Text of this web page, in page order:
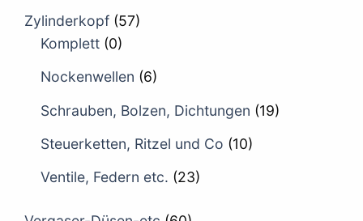
Zylinderkopf (57)
Komplett (0)
Nockenwellen (6)
Schrauben, Bolzen, Dichtungen (19)
Steuerketten, Ritzel und Co (10)
Ventile, Federn etc. (23)